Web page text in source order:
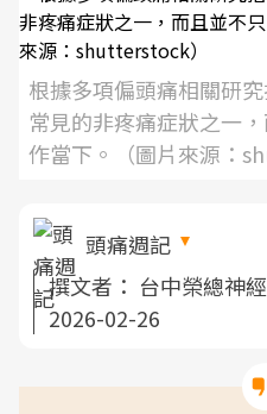
根據多項偏頭痛相關研
常見的非疼痛症狀之一
作當下。（圖片來源：
頭痛週記
撰文者： 台中榮總神
2026-02-26